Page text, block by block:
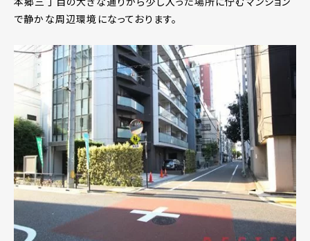
で静かな周辺環境になっております。